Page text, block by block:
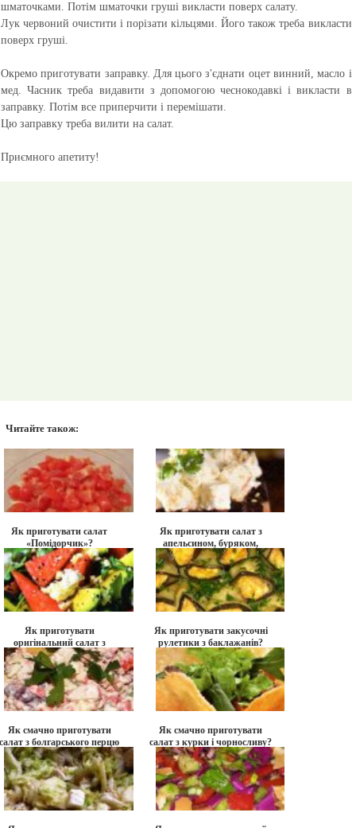
шматочками. Потім шматочки груші викласти поверх салату.
Лук червоний очистити і порізати кільцями. Його також треба викласти
поверх груші.
Окремо приготувати заправку. Для цього з'єднати оцет винний, масло і
мед. Часник треба видавити з допомогою чеснокодавкі і викласти в
заправку. Потім все приперчити і перемішати.
Цю заправку треба вилити на салат.
Приємного апетиту!
Читайте також:
Як приготувати салат
«Помідорчик»?
Як приготувати салат з
апельсином, буряком,
сиром фета і огірком?
Як приготувати
оригінальний салат з
кавуна, авокадо і сиром
фета?
Як приготувати закусочні
рулетики з баклажанів?
Як смачно приготувати
салат з болгарського перцю
і квасолі?
Як смачно приготувати
салат з курки і чорносливу?